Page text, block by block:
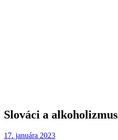
Slováci a alkoholizmus
17. januára 2023